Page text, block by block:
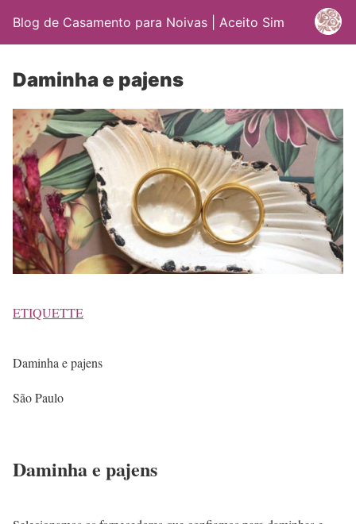
Blog de Casamento para Noivas | Aceito Sim
Daminha e pajens
ETIQUETTE
Daminha e pajens
São Paulo
Daminha e pajens